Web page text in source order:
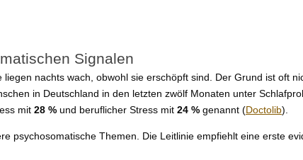
Signalen
nachts wach, obwohl sie erschöpft sind. Der Grund ist oft
in Deutschland in den letzten zwölf Monaten unter
mit 28 % und beruflicher Stress mit 24 % genannt (Doctolib).
psychosomatische Themen. Die Leitlinie empfiehlt eine erste